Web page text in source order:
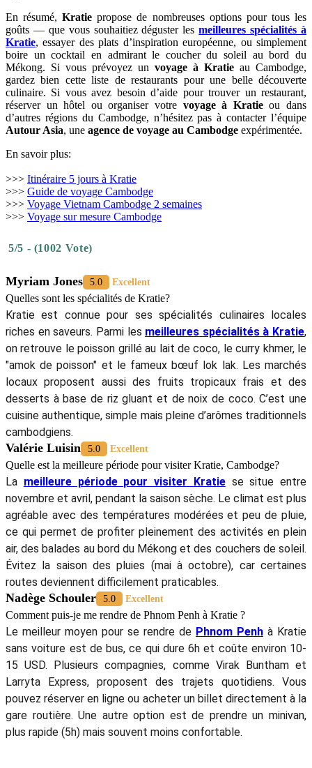
En résumé,Kratie propose de nombreuses options pour tous les
goûts — que vous souhaitiez déguster lesmeilleures spécialités à
Kratie, essayer des plats d’inspiration européenne, ou simplement
boire un cocktail en admirant le coucher du soleil au bord du
Mékong. Si vous prévoyez un voyage à Kratie au Cambodge,
gardez bien cette liste de restaurants pour une belle découverte
culinaire. Si vous avez besoin d’aide pour trouver un restaurant,
réserver un hôtel ou organiser votre voyage à Kratieou dans
d’autres régions du Cambodge, n’hésitez pas à contacter l’équipe
Autour Asia, une agence de voyage au Cambodge expérimentée.
En savoir plus:
>>> Itinéraire 5 jours à Kratie
>>> Guide de voyage Cambodge
>>> Voyage Vietnam Cambodge 2 semaines
>>> Voyage sur mesure Cambodge
5/5 - (1002 Vote)
Myriam Jones 5.0 Excellent
Quelles sont les spécialités de Kratie?
Kratie est connue pour ses spécialités culinaires locales
riches en saveurs. Parmi les meilleures spécialités à Kratie,
on retrouve le poisson grillé au lait de coco, le curry khmer, le
"amok de poisson" et le fameux bœuf lok lak. Les marchés
locaux proposent aussi des fruits tropicaux frais et des
desserts à base de riz gluant et de noix de coco. C’est une
cuisine authentique, simple mais pleine d’arômes traditionnels
cambodgiens.
Valérie Luisin 5.0 Excellent
Quelle est la meilleure période pour visiter Kratie, Cambodge?
La meilleure période pour visiter Kratiese situe entre
novembre et avril, pendant la saison sèche. Le climat est plus
agréable avec des températures modérées et peu de pluie,
ce qui permet de profiter pleinement des activités en plein
air, des balades au bord du Mékong et des couchers de soleil.
Évitez la saison des pluies (mai à octobre), car certaines
routes deviennent difficilement praticables.
Nadège Schouler 5.0 Excellent
Comment puis-je me rendre de Phnom Penh à Kratie ?
Le meilleur moyen pour se rendre de Phnom Penh à Kratie
sans voiture est de bus, ce qui dure 6h et coûte environ 10-
15 USD. Plusieurs compagnies, comme Virak Buntham et
Larryta Express, proposent des trajets quotidiens. Vous
pouvez réserver en ligne ou acheter un billet directement à la
gare routière. Une autre option est de prendre un minivan,
plus rapide (5h) mais souvent moins confortable.